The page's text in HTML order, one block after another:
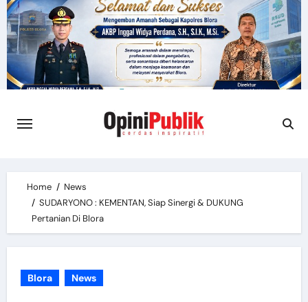
Skip
to
content
Home
News
SUDARYONO : KEMENTAN, Siap Sinergi & DUKUNG
Pertanian Di Blora
Blora News